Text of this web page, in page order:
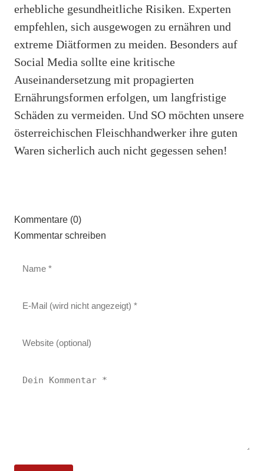
erhebliche gesundheitliche Risiken. Experten
empfehlen, sich ausgewogen zu ernähren und
extreme Diätformen zu meiden. Besonders auf
Social Media sollte eine kritische
Auseinandersetzung mit propagierten
Ernährungsformen erfolgen, um langfristige
Schäden zu vermeiden. Und SO möchten unsere
österreichischen Fleischhandwerker ihre guten
Waren sicherlich auch nicht gegessen sehen!
Kommentare (0)
Kommentar schreiben